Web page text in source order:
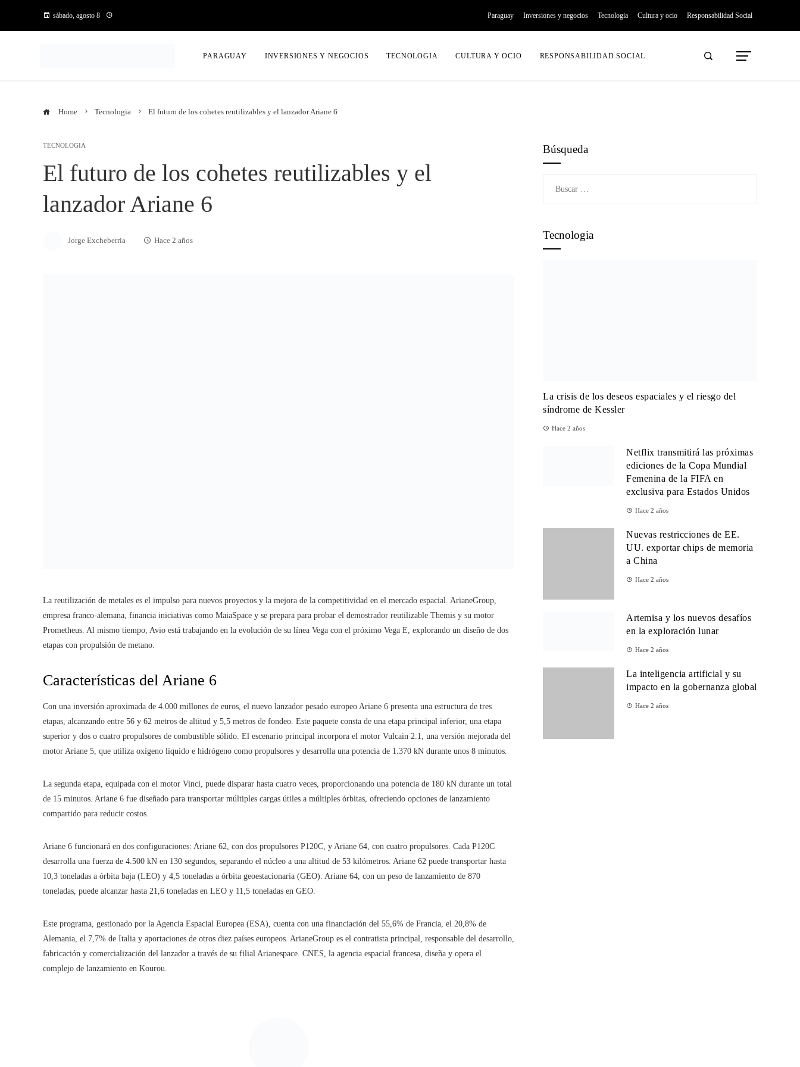
sábado, agosto 8 Paraguay Inversiones y negocios Tecnologia Cultura y ocio Responsabilidad Social
PARAGUAY INVERSIONES Y NEGOCIOS TECNOLOGIA CULTURA Y OCIO RESPONSABILIDAD SOCIAL
Home Tecnologia El futuro de los cohetes reutilizables y el lanzador Ariane 6
TECNOLOGIA
El futuro de los cohetes reutilizables y el
lanzador Ariane 6
Jorge Excheberria Hace 2 años
La reutilización de metales es el impulso para nuevos proyectos y la mejora de la competitividad en el mercado espacial. ArianeGroup,
empresa franco-alemana, financia iniciativas como MaiaSpace y se prepara para probar el demostrador reutilizable Themis y su motor
Prometheus. Al mismo tiempo, Avio está trabajando en la evolución de su línea Vega con el próximo Vega E, explorando un diseño de dos
etapas con propulsión de metano.
Características del Ariane 6
Con una inversión aproximada de 4.000 millones de euros, el nuevo lanzador pesado europeo Ariane 6 presenta una estructura de tres
etapas, alcanzando entre 56 y 62 metros de altitud y 5,5 metros de fondeo. Este paquete consta de una etapa principal inferior, una etapa
superior y dos o cuatro propulsores de combustible sólido. El escenario principal incorpora el motor Vulcain 2.1, una versión mejorada del
motor Ariane 5, que utiliza oxígeno líquido e hidrógeno como propulsores y desarrolla una potencia de 1.370 kN durante unos 8 minutos.
La segunda etapa, equipada con el motor Vinci, puede disparar hasta cuatro veces, proporcionando una potencia de 180 kN durante un total
de 15 minutos. Ariane 6 fue diseñado para transportar múltiples cargas útiles a múltiples órbitas, ofreciendo opciones de lanzamiento
compartido para reducir costos.
Ariane 6 funcionará en dos configuraciones: Ariane 62, con dos propulsores P120C, y Ariane 64, con cuatro propulsores. Cada P120C
desarrolla una fuerza de 4.500 kN en 130 segundos, separando el núcleo a una altitud de 53 kilómetros. Ariane 62 puede transportar hasta
10,3 toneladas a órbita baja (LEO) y 4,5 toneladas a órbita geoestacionaria (GEO). Ariane 64, con un peso de lanzamiento de 870
toneladas, puede alcanzar hasta 21,6 toneladas en LEO y 11,5 toneladas en GEO.
Este programa, gestionado por la Agencia Espacial Europea (ESA), cuenta con una financiación del 55,6% de Francia, el 20,8% de
Alemania, el 7,7% de Italia y aportaciones de otros diez países europeos. ArianeGroup es el contratista principal, responsable del desarrollo,
fabricación y comercialización del lanzador a través de su filial Arianespace. CNES, la agencia espacial francesa, diseña y opera el
complejo de lanzamiento en Kourou.
Búsqueda
Tecnologia
La crisis de los deseos espaciales y el riesgo del
síndrome de Kessler
Hace 2 años
Netflix transmitirá las próximas
ediciones de la Copa Mundial
Femenina de la FIFA en
exclusiva para Estados Unidos
Hace 2 años
Nuevas restricciones de EE.
UU. exportar chips de memoria
a China
Hace 2 años
Artemisa y los nuevos desafíos
en la exploración lunar
Hace 2 años
La inteligencia artificial y su
impacto en la gobernanza global
Hace 2 años